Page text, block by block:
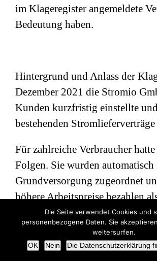
im Klageregister angemeldete
Bedeutung haben.
Hintergrund und Anlass der
Dezember 2021 die Stromio
Kunden kurzfristig einstellte
bestehenden
Für zahlreiche Verbraucher
Folgen. Sie wurden
Grundversorgung zugeordnet
höhere Arbeitspreise bezahlen
vereinbarten
hunderttausend Kunden
Das Oberlandesgericht Hamm
Die Seite verwendet Cookies und
personenbezogene Daten. Sie
weitersurfen.
OK
Nein Die Datenschutzerklärung